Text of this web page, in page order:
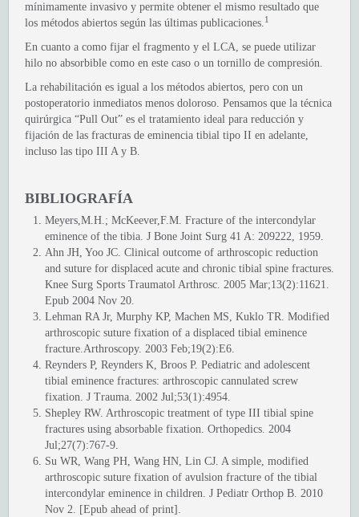
mínimamente invasivo y permite obtener el mismo resultado que
los métodos abiertos según las últimas publicaciones.1
En cuanto a como fijar el fragmento y el LCA, se puede utilizar
hilo no absorbible como en este caso o un tornillo de compresión.
La rehabilitación es igual a los métodos abiertos, pero con un
postoperatorio inmediatos menos doloroso. Pensamos que la técnica
quirúrgica “Pull Out” es el tratamiento ideal para reducción y
fijación de las fracturas de eminencia tibial tipo II en adelante,
incluso las tipo III A y B.
BIBLIOGRAFÍA
Meyers,M.H.; McKeever,F.M. Fracture of the intercondylar
eminence of the tibia. J Bone Joint Surg 41 A: 209222, 1959.
Ahn JH, Yoo JC. Clinical outcome of arthroscopic reduction
and suture for displaced acute and chronic tibial spine fractures.
Knee Surg Sports Traumatol Arthrosc. 2005 Mar;13(2):11621.
Epub 2004 Nov 20.
Lehman RA Jr, Murphy KP, Machen MS, Kuklo TR. Modified
arthroscopic suture fixation of a displaced tibial eminence
fracture.Arthroscopy. 2003 Feb;19(2):E6.
Reynders P, Reynders K, Broos P. Pediatric and adolescent
tibial eminence fractures: arthroscopic cannulated screw
fixation. J Trauma. 2002 Jul;53(1):4954.
Shepley RW. Arthroscopic treatment of type III tibial spine
fractures using absorbable fixation. Orthopedics. 2004
Jul;27(7):767-9.
Su WR, Wang PH, Wang HN, Lin CJ. A simple, modified
arthroscopic suture fixation of avulsion fracture of the tibial
intercondylar eminence in children. J Pediatr Orthop B. 2010
Nov 2. [Epub ahead of print].